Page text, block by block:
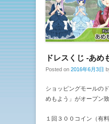
ドレスくじ -あめ
Posted on 2016年6月3日
ショッピングモールの
めもよう」がオープン致
１回３００コイン（有